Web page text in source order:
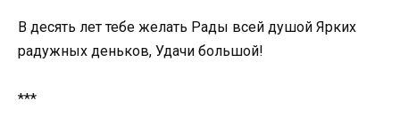
В десять лет тебе желать Рады всей душой Ярких
радужных деньков, Удачи большой!
***